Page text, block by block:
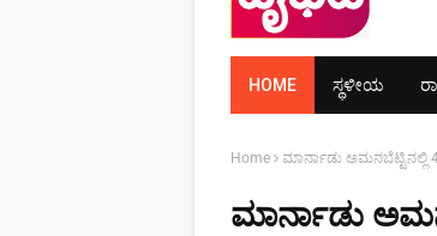
HOME ಸ್ಥಳೀಯ
Home ಮಾರ್ನಾಡು ಅಮನಬೆಟ್ಟಿನಲ್ಲಿ
ಮಾರ್ನಾಡು